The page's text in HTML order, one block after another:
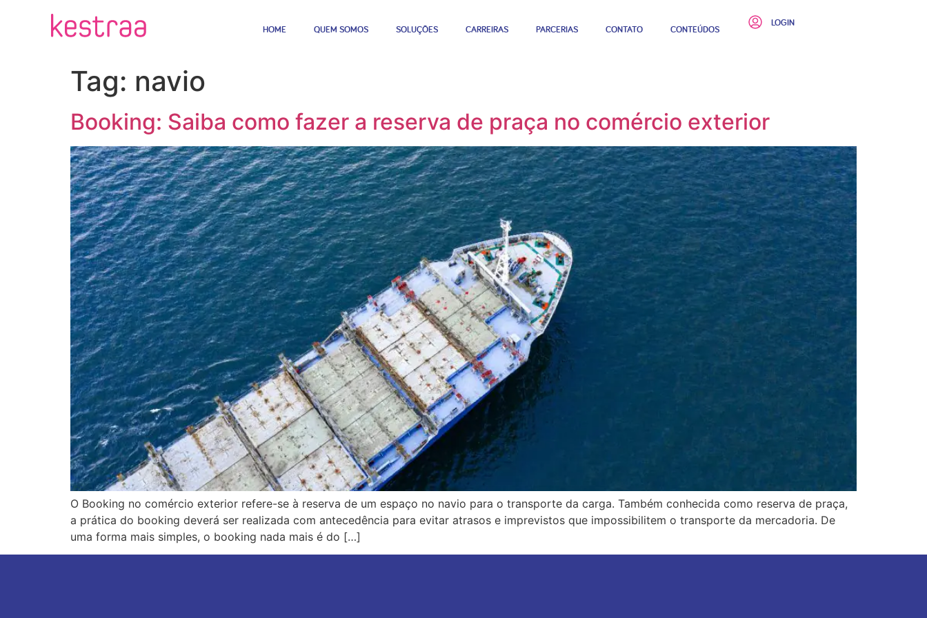
HOME QUEM SOMOS SOLUÇÕES CARREIRAS PARCERIAS CONTATO CONTEÚDOS
LOGIN
Tag: navio
Booking: Saiba como fazer a reserva de praça no comércio exterior
O Booking no comércio exterior refere-se à reserva de um espaço no navio para o transporte da carga. Também conhecida como reserva de praça,
a prática do booking deverá ser realizada com antecedência para evitar atrasos e imprevistos que impossibilitem o transporte da mercadoria. De
uma forma mais simples, o booking nada mais é do […]